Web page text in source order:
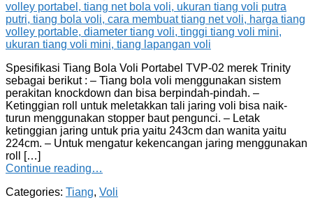
Spesifikasi Tiang Bola Voli Portabel TVP-02 merek Trinity
sebagai berikut : – Tiang bola voli menggunakan sistem
perakitan knockdown dan bisa berpindah-pindah. –
Ketinggian roll untuk meletakkan tali jaring voli bisa naik-
turun menggunakan stopper baut pengunci. – Letak
ketinggian jaring untuk pria yaitu 243cm dan wanita yaitu
224cm. – Untuk mengatur kekencangan jaring menggunakan
roll […]
Continue reading…
Categories: Tiang, Voli